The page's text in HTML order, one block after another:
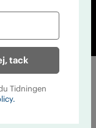
tack
Tidningen